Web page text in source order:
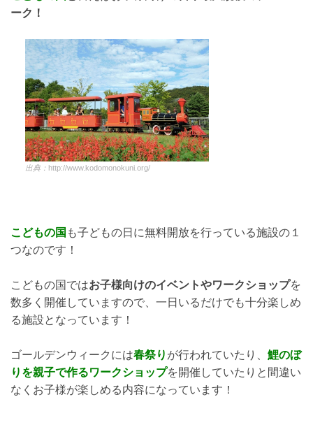
ーク！
出典： http://www.kodomonokuni.org/
こどもの国 も子どもの日に無料開放を行っている施設の１
つなのです！
こどもの国ではお子様向けのイベントやワークショップを
数多く開催していますので、一日いるだけでも十分楽しめ
る施設となっています！
ゴールデンウィークには春祭り が行われていたり、 鯉のぼ
りを親子で作るワークショップを開催していたりと間違い
なくお子様が楽しめる内容になっています！